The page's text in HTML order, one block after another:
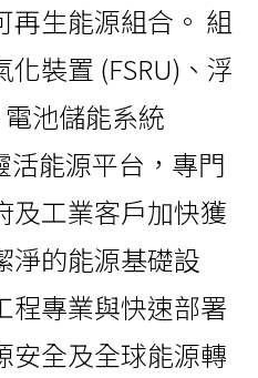
再生能源組合。 組
裝置 (FSRU)、浮
池儲能系統
活能源平台，專門
及工業客戶加快獲
淨的能源基礎設
程專業與快速部署
安全及全球能源轉